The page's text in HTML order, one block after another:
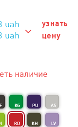
uah
uah
узнать
цену
наличие
KG PU AS
RD KH LV